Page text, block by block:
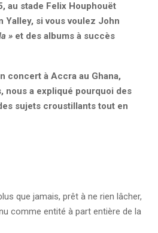
au stade Felix Houphouët
Yalley, si vous voulez John
» et des albums à succès
concert à Accra au Ghana,
nous a expliqué pourquoi des
sujets croustillants tout en
que jamais, prêt à ne rien lâcher,
comme entité à part entière de la